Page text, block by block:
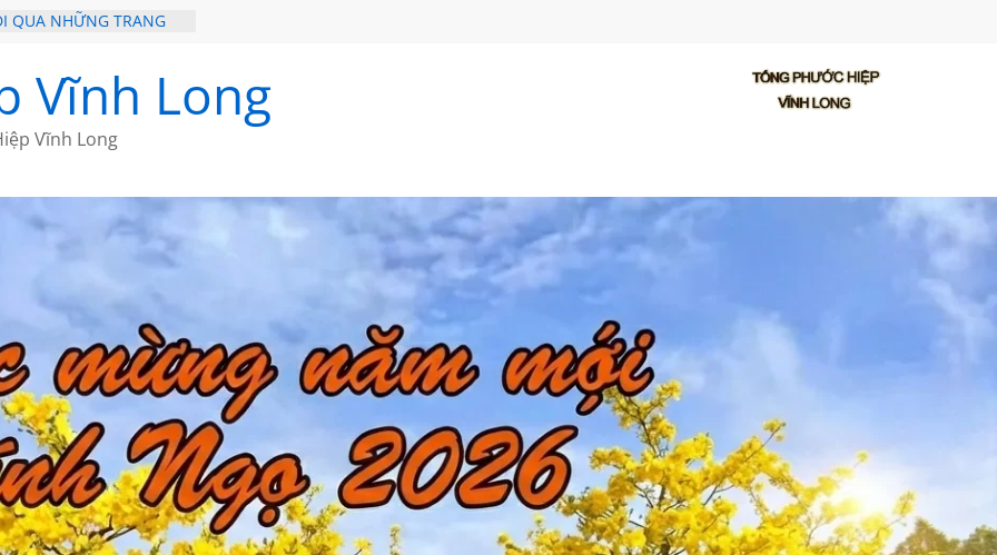
QUA NHỮNG TRANG
CỦA BÍCH HÀ
của ANTH ĐOÀN
XƯA
Vĩnh Long
Vĩnh Long